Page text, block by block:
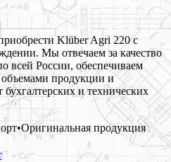
Klüber Agri 220 с
Мы отвечаем за качество
всей России, обеспечиваем
продукции и
и технических
•Оригинальная продукция